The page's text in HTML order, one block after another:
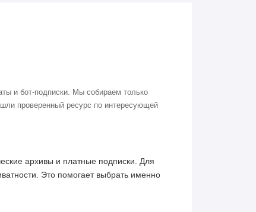
и бот-подписки. Мы собираем только
проверенный ресурс по интересующей
архивы и платные подписки. Для
Это помогает выбрать именно